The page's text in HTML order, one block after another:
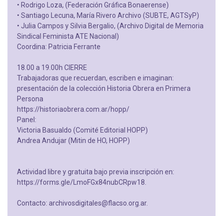
• Rodrigo Loza, (Federación Gráfica Bonaerense)
• Santiago Lecuna, María Rivero Archivo (SUBTE, AGTSyP)
• Julia Campos y Silvia Bergalio, (Archivo Digital de Memoria
Sindical Feminista ATE Nacional)
Coordina: Patricia Ferrante
18.00 a 19.00h CIERRE
Trabajadoras que recuerdan, escriben e imaginan:
presentación de la colección Historia Obrera en Primera
Persona
https://historiaobrera.com.ar/hopp/
Panel:
Victoria Basualdo (Comité Editorial HOPP)
Andrea Andujar (Mitin de HO, HOPP)
Actividad libre y gratuita bajo previa inscripción en:
https://forms.gle/LmoFGx84nubCRpw18.
Contacto: archivosdigitales@flacso.org.ar.